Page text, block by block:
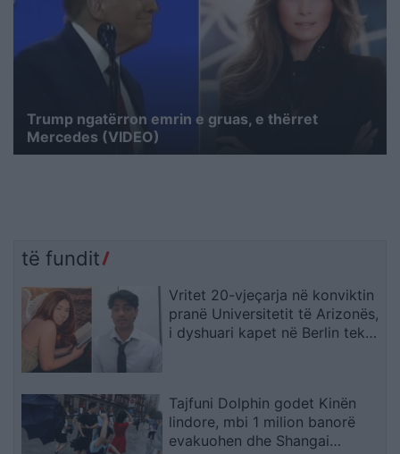
Trump ngatërron emrin e gruas, e thërret
Mercedes (VIDEO)
të fundit
Vritet 20-vjeçarja në konviktin
pranë Universitetit të Arizonës,
i dyshuari kapet në Berlin teksa
Tajfuni Dolphin godet Kinën
lindore, mbi 1 milion banorë
evakuohen dhe Shangai